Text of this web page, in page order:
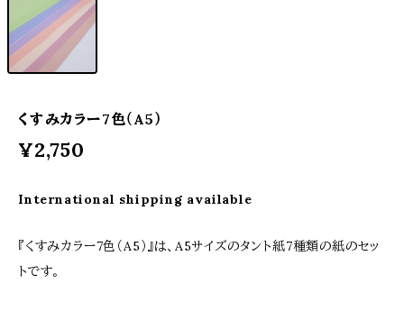
くすみカラー7色（A5）
¥2,750
International shipping available
『くすみカラー7色（A5）』は、A5サイズのタント紙7種類の紙のセッ
トです。